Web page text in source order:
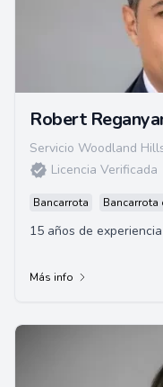
Robert
Servicio Woodland
Licencia Verificada
Bancarrota Bancarrota
15 años de experiencia
Más info